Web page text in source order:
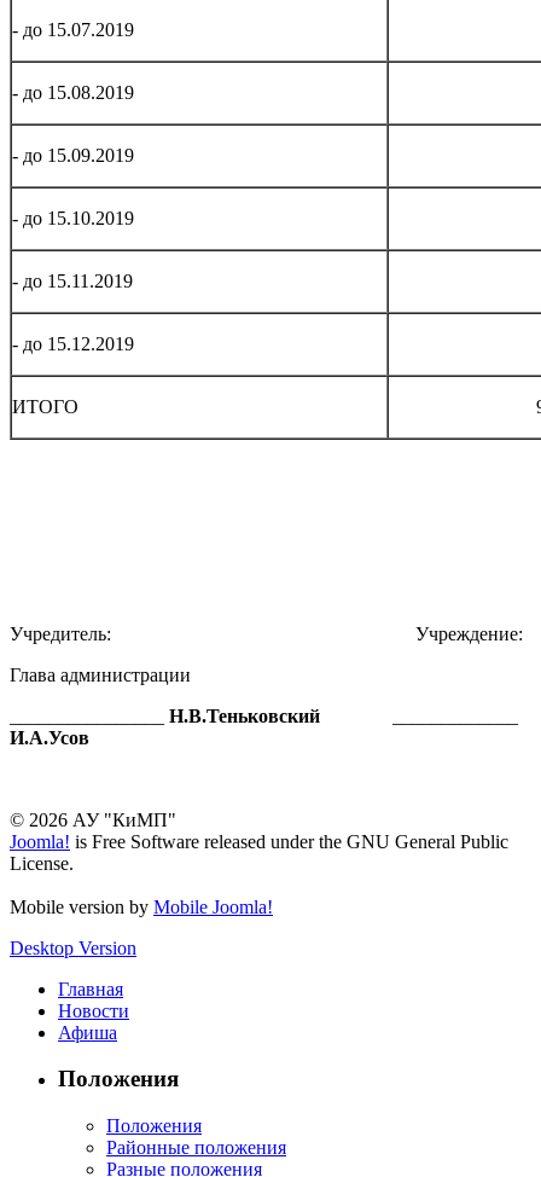
- до 15.07.2019
- до 15.08.2019
- до 15.09.2019
- до 15.10.2019
- до 15.11.2019
- до 15.12.2019
ИТОГО
Учредитель: Учреждение:
Глава администрации
Н.В.Теньковский
И.А.Усов
© 2026 АУ "КиМП"
Joomla! is Free Software released under the GNU General Public
License.
Mobile version by Mobile Joomla!
Desktop Version
Главная
Новости
Афиша
Положения
Положения
Районные положения
Разные положения